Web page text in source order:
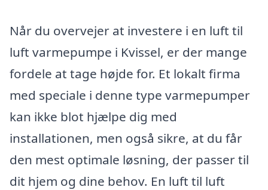
Når du overvejer at investere i en luft til
luft varmepumpe i Kvissel, er der mange
fordele at tage højde for. Et lokalt firma
med speciale i denne type varmepumper
kan ikke blot hjælpe dig med
installationen, men også sikre, at du får
den mest optimale løsning, der passer til
dit hjem og dine behov. En luft til luft